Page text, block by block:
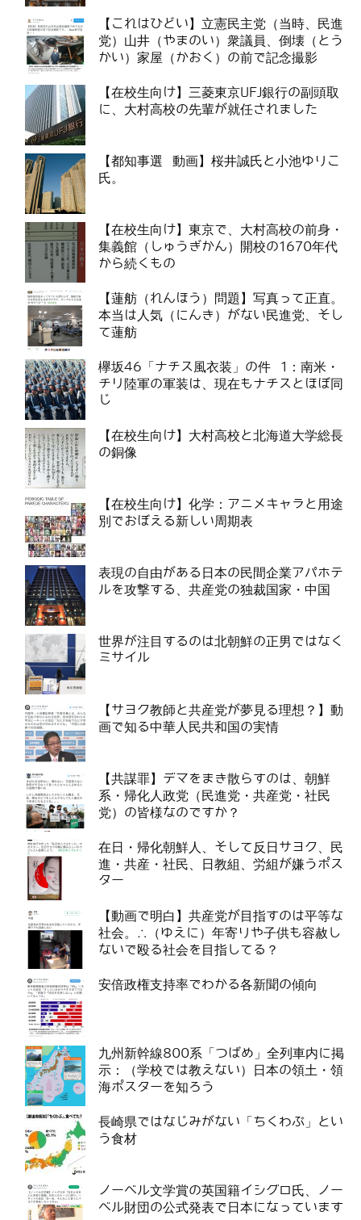
【これはひどい】立憲民主党（当時、民進
党）山井（やまのい）衆議員、倒壊（とう
かい）家屋（かおく）の前で記念撮影
【在校生向け】三菱東京UFJ銀行の副頭取
に、大村高校の先輩が就任されました
【都知事選 動画】桜井誠氏と小池ゆりこ
氏。
【在校生向け】東京で、大村高校の前身・
集義館（しゅうぎかん）開校の1670年代
から続くもの
【蓮舫（れんほう）問題】写真って正直。
本当は人気（にんき）がない民進党、そし
て蓮舫
欅坂46「ナチス風衣装」の件 1：南米・
チリ陸軍の軍装は、現在もナチスとほぼ同
じ
【在校生向け】大村高校と北海道大学総長
の銅像
【在校生向け】化学：アニメキャラと用途
別でおぼえる新しい周期表
表現の自由がある日本の民間企業アパホテ
ルを攻撃する、共産党の独裁国家・中国
世界が注目するのは北朝鮮の正男ではなく
ミサイル
【サヨク教師と共産党が夢見る理想？】動
画で知る中華人民共和国の実情
【共謀罪】デマをまき散らすのは、朝鮮
系・帰化人政党（民進党・共産党・社民
党）の皆様なのですか？
在日・帰化朝鮮人、そして反日サヨク、民
進・共産・社民、日教組、労組が嫌うポス
ター
【動画で明白】共産党が目指すのは平等な
社会。∴（ゆえに）年寄りや子供も容赦し
ないで殴る社会を目指してる？
安倍政権支持率でわかる各新聞の傾向
九州新幹線800系「つばめ」全列車内に掲
示：（学校では教えない）日本の領土・領
海ポスターを知ろう
長崎県ではなじみがない「ちくわぶ」とい
う食材
ノーベル文学賞の英国籍イシグロ氏、ノー
ベル財団の公式発表で日本になっています